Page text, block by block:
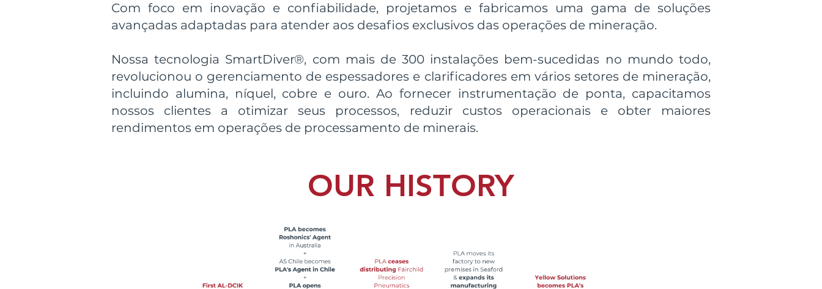
Com foco em inovação e confiabilidade, projetamos e fabricamos uma gama de soluções
avançadas adaptadas para atender aos desafios exclusivos das operações de mineração.
Nossa tecnologia SmartDiver®, com mais de 300 instalações bem-sucedidas no mundo todo,
revolucionou o gerenciamento de espessadores e clarificadores em vários setores de mineração,
incluindo alumina, níquel, cobre e ouro. Ao fornecer instrumentação de ponta, capacitamos
nossos clientes a otimizar seus processos, reduzir custos operacionais e obter maiores
rendimentos em operações de processamento de minerais.
OUR HISTORY